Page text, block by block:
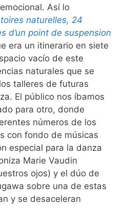
Así lo
naturelles, 24
d’un point de suspension
era un itinerario en siete
vacío de este
naturales que se
talleres de futuras
El público nos íbamos
para otro, donde
números de los
con fondo de músicas
especial para la danza
Marie Vaudin
ojos) y el dúo de
sobre una de estas
y se desaceleran